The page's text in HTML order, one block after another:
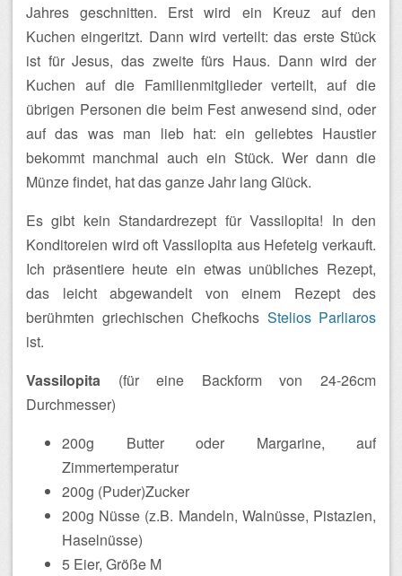
Jahres geschnitten. Erst wird ein Kreuz auf den
Kuchen eingeritzt. Dann wird verteilt: das erste Stück
ist für Jesus, das zweite fürs Haus. Dann wird der
Kuchen auf die Familienmitglieder verteilt, auf die
übrigen Personen die beim Fest anwesend sind, oder
auf das was man lieb hat: ein geliebtes Haustier
bekommt manchmal auch ein Stück. Wer dann die
Münze findet, hat das ganze Jahr lang Glück.
Es gibt kein Standardrezept für Vassilopita! In den
Konditoreien wird oft Vassilopita aus Hefeteig verkauft.
Ich präsentiere heute ein etwas unübliches Rezept,
das leicht abgewandelt von einem Rezept des
berühmten griechischen Chefkochs Stelios Parliaros
ist.
Vassilopita (für eine Backform von 24-26cm
Durchmesser)
200g Butter oder Margarine, auf
Zimmertemperatur
200g (Puder)Zucker
200g Nüsse (z.B. Mandeln, Walnüsse, Pistazien,
Haselnüsse)
5 Eier, Größe M